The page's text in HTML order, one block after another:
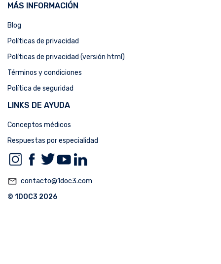
MÁS INFORMACIÓN
Blog
Políticas de privacidad
Políticas de privacidad (versión html)
Términos y condiciones
Política de seguridad
LINKS DE AYUDA
Conceptos médicos
Respuestas por especialidad
mail_outline contacto@1doc3.com
© 1DOC3 2026